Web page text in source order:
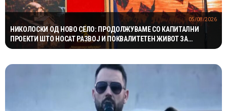
НИКОЛОСКИ ОД НОВО СЕЛО: ПРОДОЛЖУВАМЕ СО КАПИТАЛНИ
ПРОЕКТИ ШТО НОСАТ РАЗВОЈ И ПОКВАЛИТЕТЕН ЖИВОТ ЗА
ГРАЃАНИТЕ
05/08/2026